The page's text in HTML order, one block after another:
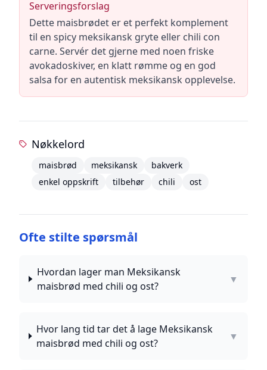
Serveringsforslag
Dette maisbrødet er et perfekt komplement
til en spicy meksikansk gryte eller chili con
carne. Servér det gjerne med noen friske
avokadoskiver, en klatt rømme og en god
salsa for en autentisk meksikansk opplevelse.
Nøkkelord
maisbrød meksikansk
bakverk
enkel oppskrift
tilbehør chili ost
Ofte stilte spørsmål
Hvordan lager man Meksikansk
maisbrød med chili og ost?
▼
Hvor lang tid tar det å lage Meksikansk
maisbrød med chili og ost?
▼